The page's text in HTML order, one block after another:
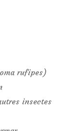
rufipes)
insectes